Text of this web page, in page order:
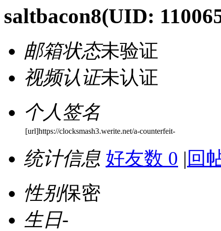
saltbacon8(UID:
邮箱状态未验证
视频认证未认证
个人签名
[url]https://clocksmash3.werite.net/a-counterfeit-
统计信息 好友数 0 | 回
性别保密
生日-